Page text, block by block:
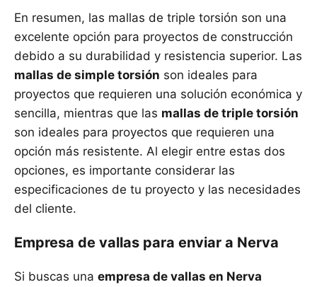
En resumen, las mallas de triple torsión son una
excelente opción para proyectos de construcción
debido a su durabilidad y resistencia superior. Las
mallas de simple torsión son ideales para
proyectos que requieren una solución económica y
sencilla, mientras que las mallas de triple torsión
son ideales para proyectos que requieren una
opción más resistente. Al elegir entre estas dos
opciones, es importante considerar las
especificaciones de tu proyecto y las necesidades
del cliente.
Empresa de vallas para enviar a Nerva
Si buscas una empresa de vallas en Nerva